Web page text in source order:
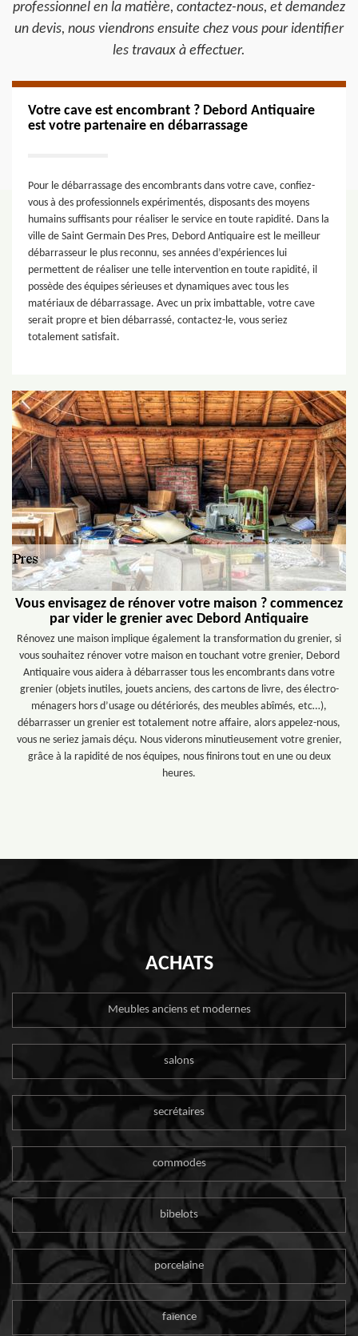
professionnel en la matière, contactez-nous, et demandez
un devis, nous viendrons ensuite chez vous pour identifier
les travaux à effectuer.
Votre cave est encombrant ? Debord Antiquaire
est votre partenaire en débarrassage
Pour le débarrassage des encombrants dans votre cave, confiez-
vous à des professionnels expérimentés, disposants des moyens
humains suffisants pour réaliser le service en toute rapidité. Dans la
ville de Saint Germain Des Pres, Debord Antiquaire est le meilleur
débarrasseur le plus reconnu, ses années d’expériences lui
permettent de réaliser une telle intervention en toute rapidité, il
possède des équipes sérieuses et dynamiques avec tous les
matériaux de débarrassage. Avec un prix imbattable, votre cave
serait propre et bien débarrassé, contactez-le, vous seriez
totalement satisfait.
Vous envisagez de rénover votre maison ? commencez
par vider le grenier avec Debord Antiquaire
Rénovez une maison implique également la transformation du grenier, si
vous souhaitez rénover votre maison en touchant votre grenier, Debord
Antiquaire vous aidera à débarrasser tous les encombrants dans votre
grenier (objets inutiles, jouets anciens, des cartons de livre, des électro-
ménagers hors d’usage ou détériorés, des meubles abîmés, etc…),
débarrasser un grenier est totalement notre affaire, alors appelez-nous,
vous ne seriez jamais déçu. Nous viderons minutieusement votre grenier,
grâce à la rapidité de nos équipes, nous finirons tout en une ou deux
heures.
ACHATS
Meubles anciens et modernes
salons
secrétaires
commodes
bibelots
porcelaine
faïence